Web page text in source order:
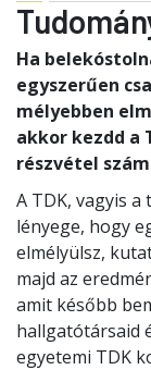
Ha
egyszerűen
mélyebben
akkor kezdd a
részvétel
A TDK, vagyis
lényege, hogy
elmélyülsz,
majd az
amit később
hallgatótársaid
egyetemi TDK